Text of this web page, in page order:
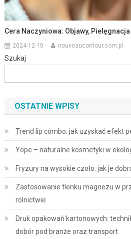
Cera Naczyniowa: Objawy,
2024-12-10 nouveaucontour.com.pl
Szukaj
OSTATNIE WPISY
Trend lip combo: jak uzyskać efekt
Yope – naturalne kosmetyki w
Fryzury na wysokie czoło: jak je
Zastosowanie tlenku magnezu w
rolnictwie
Druk opakowań kartonowych:
dobór pod branże oraz transport